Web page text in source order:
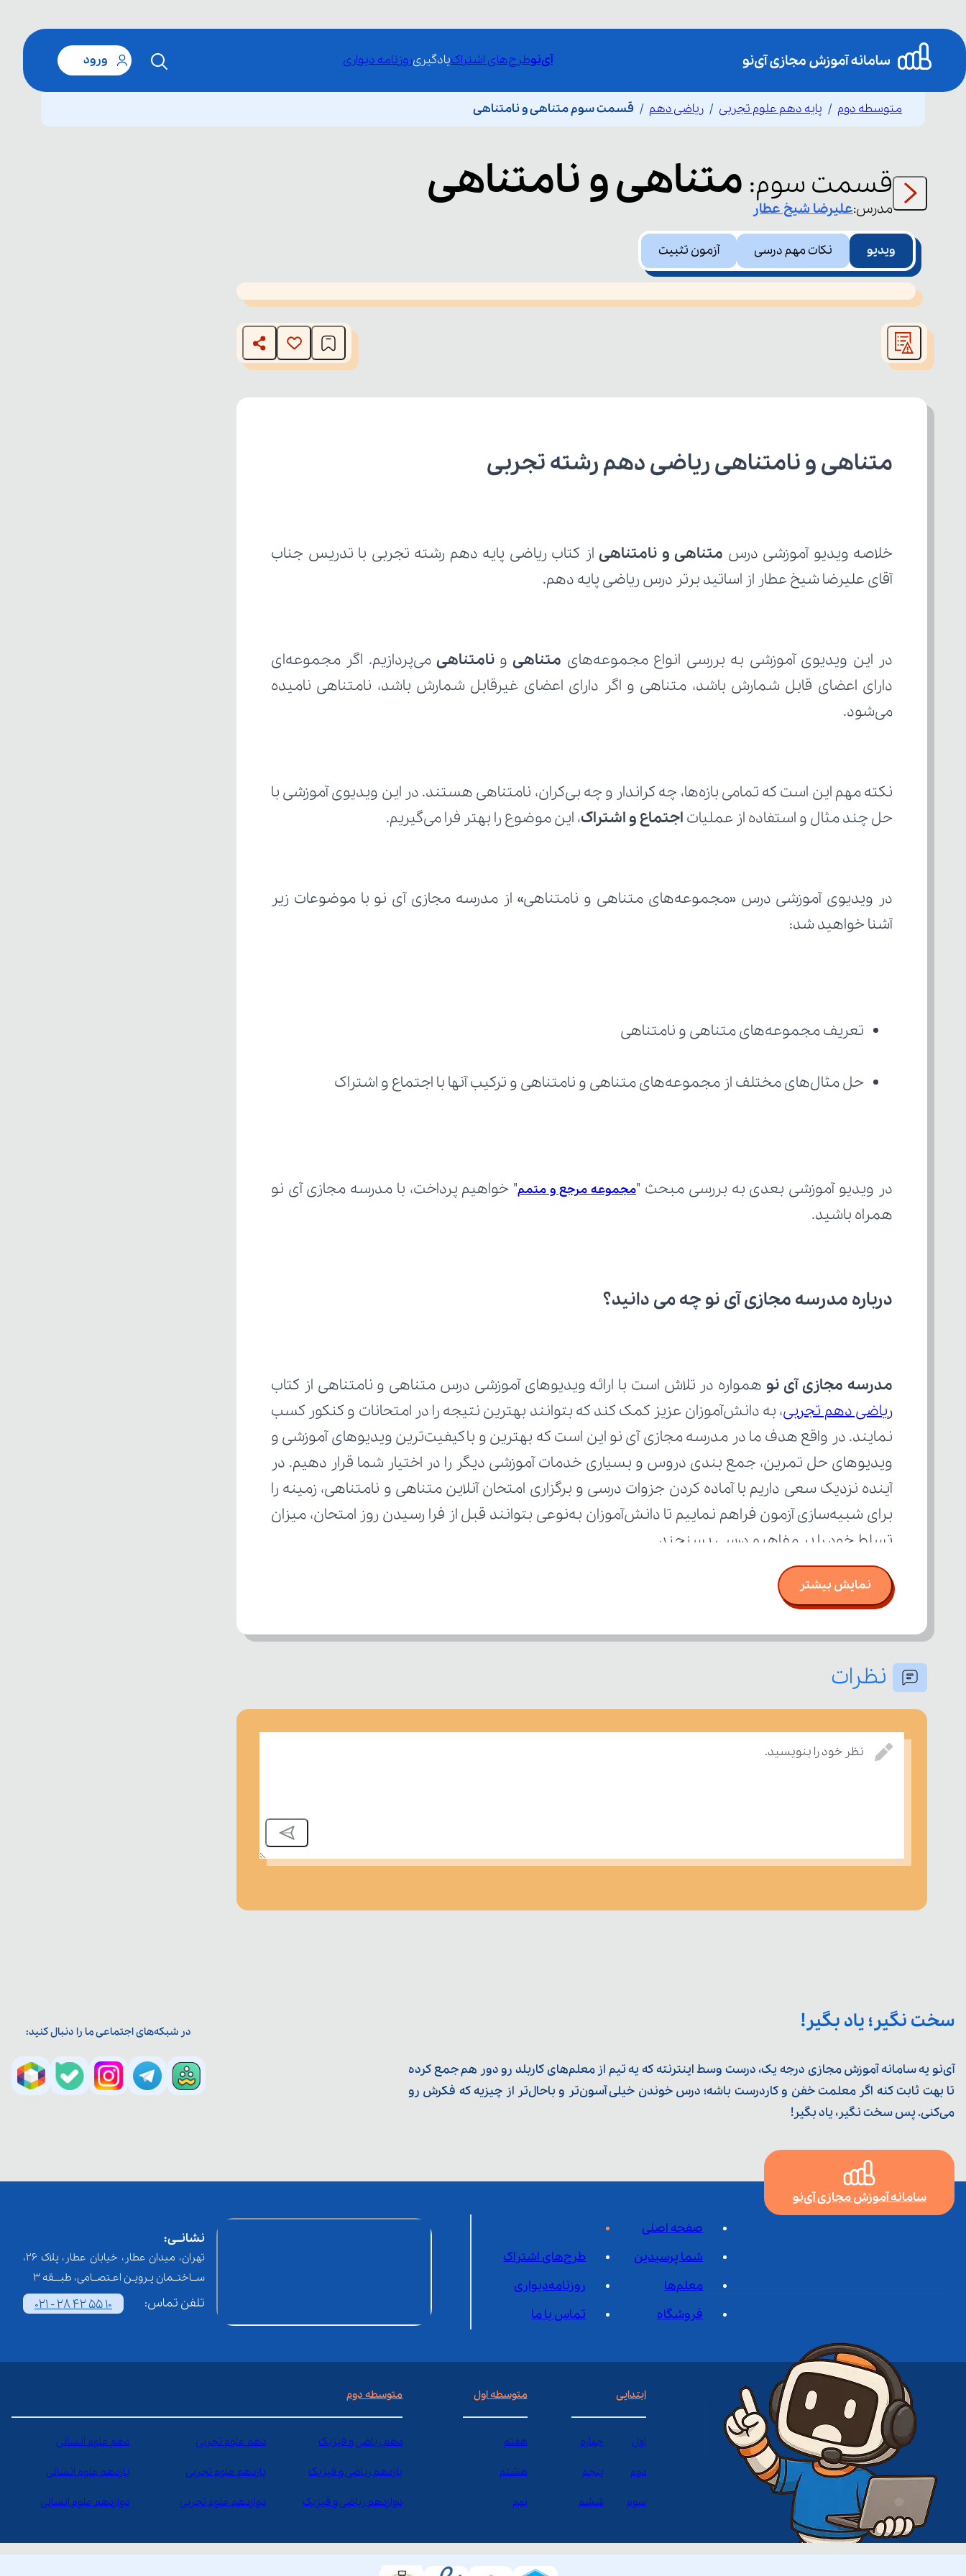
آی‌نوطرح‌های اشتراکیادگیریروزنامه دیواری ورود
متوسطه دوم پایه دهم علوم تجربی ریاضی دهم قسمت سوم متناهی و نامتناهی
قسمت سوم: متناهی و نامتناهی مدرس:علیرضاشیخ عطار
ویدیو نکات مهم درسی آزمون تثبیت
This
is
window.
متناهی و نامتناهی ریاضی دهم رشته تجربی
خلاصه ویدیو آموزشی درس متناهی و نامتناهی
آقای علیرضا شیخ عطار از اساتید برتر درس ریاضی پایه دهم.
در این ویدیوی آموزشی به بررسی انواع مجموعه‌های متناهی و نامتناهی
می‌شود.
حل چند مثال و استفاده از عملیات اجتماع و اشتراک، این موضوع را بهتر فرا می‌گیریم.
آشنا خواهید شد:
تعریف مجموعه‌های متناهی و نامتناهی
حل مثال‌های مختلف از مجموعه‌های متناهی و نامتناهی و ترکیب آنها با اجتماع و اشتراک
در ویدیو آموزشی بعدی به بررسی مبحث "مجموعه مرجع و متمم
همراه باشید.
درباره مدرسه مجازی آی نو چه می‌ دانید؟
مدرسه مجازی آی نو همواره در تلاش است با ارائه ویدیوهای آموزشی درس متناهی و نامتناهی از کتاب
ریاضی دهم تجربی
تسلط خود را بر مفاهیم درسی بسنجند.
نمایش بیشتر
نظرات
نظر خود را بنویسید.
سخت نگیر؛ یاد بگیر!
آی‌نو یه سامانه آموزش مجازی درجه یک، درست وسط اینترنته که یه تیم از معلم‌‌های کاربلد رو دور هم جمع کرده
تا بهت ثابت کنه اگر معلمت خفن و کاردرست باشه؛ درس خوندن خیلی آسون‌تر و باحال‌تر از چیزیه که فکرش رو
می‌کنی. پس سخت نگیر، یاد بگیر!
در شبکه‌های اجتماعی ما را دنبال کنید:
سامانه آموزش مجازی آی‌نو
صفحه اصلی
شما پرسیدین
طرح‌های اشتراک
معلم‌ها
روزنامه‌دیواری
فروشگاه
تماس با ما
نشانــی:
تهران، میدان عطار، خیابان عطار، پلاک 26،
ســاختــمان پـرویـن اعـتصــامی، طبـــقه 3
تلفن تماس: 021 - 28 42 55 10
ابتدایی
اول چهارم
دوم پنجم
سوم ششم
متوسطه اول
هفتم
هشتم
نهم
متوسطه دوم
دهم ریاضی و فیزیک دهم علوم تجربی دهم علوم انسانی
یازدهم ریاضی و فیزیک یازدهم علوم تجربی یازدهم علوم انسانی
دوازدهم ریاضی و فیزیک دوازدهم علوم تجربی دوازدهم علوم انسانی